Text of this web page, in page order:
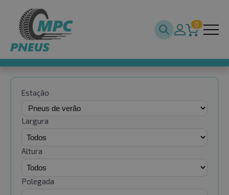
0
Estação
Largura
Altura
Polegada